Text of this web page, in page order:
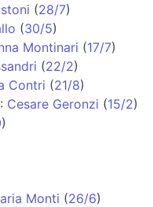
(28/7)
(30/5)
Montinari (17/7)
(22/2)
Contri (21/8)
: Cesare Geronzi (15/2)
)
Monti (26/6)